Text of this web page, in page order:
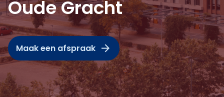
Oude Gracht
Maak een afspraak